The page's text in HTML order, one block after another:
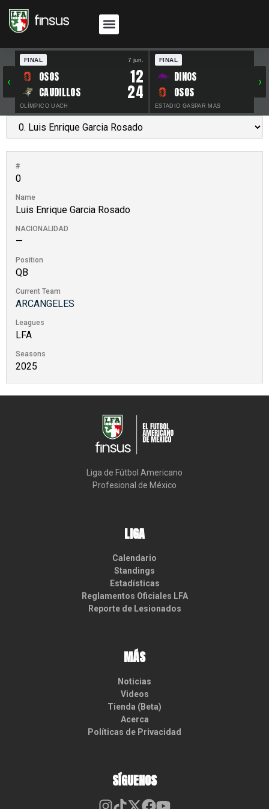
‹
FINAL 7 jun.
OSOS 12
CAUDILLOS 24
OLÍMPICO UACH
FINAL
DINOS
OSOS
ESTADIO GASPAR MAS
›
#
0
Name
Luis Enrique Garcia Rosado
NACIONALIDAD
—
Position
QB
Current Team
ARCANGELES
Leagues
LFA
Seasons
2025
Liga de Fútbol Americano
Profesional de México
LIGA
Calendario
Standings
Estadísticas
Reglamentos Oficiales LFA
Reporte de Lesionados
MÁS
Noticias
Videos
Tienda (Beta)
Acerca
Políticas de Privacidad
SÍGUENOS